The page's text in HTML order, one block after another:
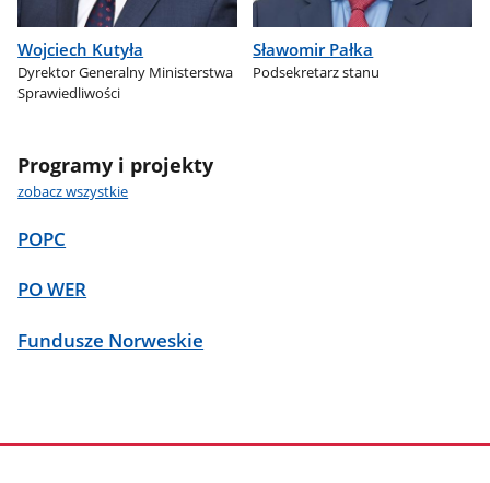
Wojciech Kutyła
Dyrektor Generalny Ministerstwa
Sprawiedliwości
Sławomir Pałka
Podsekretarz stanu
Programy i projekty
zobacz wszystkie
POPC
PO WER
Fundusze Norweskie